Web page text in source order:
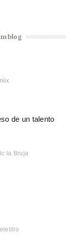
de un talento
la Bruja